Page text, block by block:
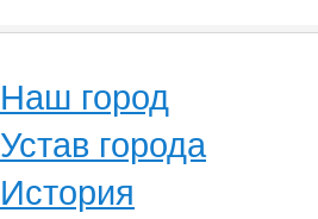
Наш город
Устав города
История